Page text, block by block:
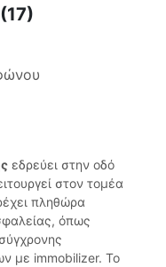
(17)
εδρεύει στην οδό
στον τομέα
πληθώρα
όπως
με immobilizer. Το